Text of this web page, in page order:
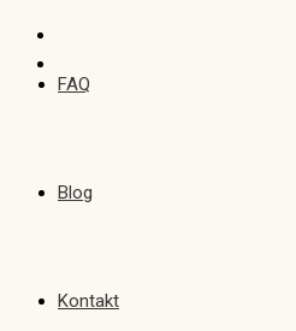
FAQ
Blog
Kontakt